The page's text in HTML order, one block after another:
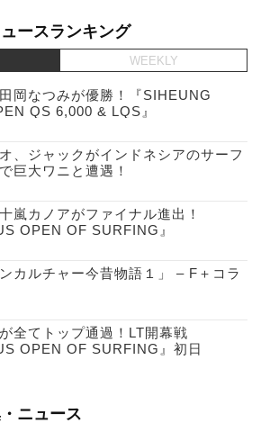
ースランキング
WEEKLY
岡なつみが優勝！『SIHEUNG
QS 6,000 & LQS』
、ジャックがインドネシアのサーフ
巨大ワニと遭遇！
嵐カノアがファイナル進出！
OPEN OF SURFING』
ンカルチャー今昔物語１」 – F＋コラ
全てトップ通過！LT開幕戦
OPEN OF SURFING』初日
ニュース